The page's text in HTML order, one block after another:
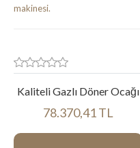
Kaliteli Gazlı Döner Ocağı
78.370,41 TL